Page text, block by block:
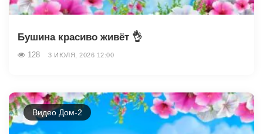
Бушина красиво живёт 👌
128 3 ИЮЛЯ, 2026 12:00
Видео Дом-2